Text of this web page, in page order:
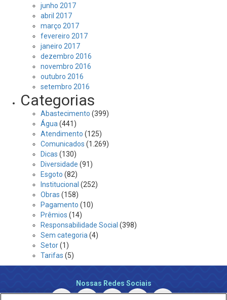
junho 2017
abril 2017
março 2017
fevereiro 2017
janeiro 2017
dezembro 2016
novembro 2016
outubro 2016
setembro 2016
Categorias
Abastecimento (399)
Água (441)
Atendimento (125)
Comunicados (1.269)
Dicas (130)
Diversidade (91)
Esgoto (82)
Institucional (252)
Obras (158)
Pagamento (10)
Prêmios (14)
Responsabilidade Social (398)
Sem categoria (4)
Setor(1)
Tarifas (5)
Nossas Redes Sociais